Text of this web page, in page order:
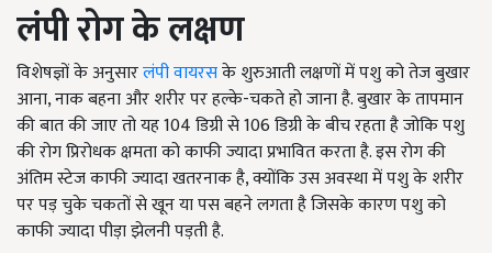
लंपी रोग के लक्षण
विशेषज्ञों के अनुसारलंपी वायरसके शुरुआती लक्षणों में पशु को तेज बुखार
आना, नाक बहना और शरीर पर हल्के-चकते हो जाना है. बुखार के तापमान
की बात की जाए तो यह 104 डिग्री से 106 डिग्री के बीच रहता है जोकि पशु
की रोग प्रिरोधक क्षमता को काफी ज्यादा प्रभावित करता है. इस रोग की
अंतिम स्टेज काफी ज्यादा खतरनाक है, क्योंकि उस अवस्था में पशु के शरीर
पर पड़ चुके चकतों से खून या पस बहने लगता है जिसके कारण पशु को
काफी ज्यादा पीड़ा झेलनी पड़ती है.